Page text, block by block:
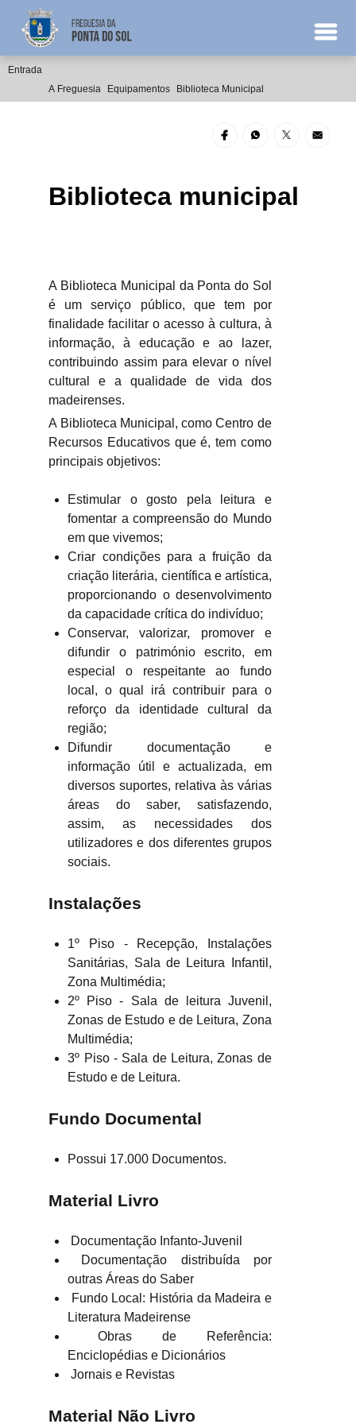
Entrada
A Freguesia
Equipamentos Biblioteca Municipal
Biblioteca municipal
A Biblioteca Municipal da Ponta do Sol
é um serviço público, que tem por
finalidade facilitar o acesso à cultura, à
informação, à educação e ao lazer,
contribuindo assim para elevar o nível
cultural e a qualidade de vida dos
madeirenses.
A Biblioteca Municipal, como Centro de
Recursos Educativos que é, tem como
principais objetivos:
Estimular o gosto pela leitura e
fomentar a compreensão do Mundo
em que vivemos;
Criar condições para a fruição da
criação literária, científica e artística,
proporcionando o desenvolvimento
da capacidade crítica do indivíduo;
Conservar, valorizar, promover e
difundir o património escrito, em
especial o respeitante ao fundo
local, o qual irá contribuir para o
reforço da identidade cultural da
região;
Difundir documentação e
informação útil e actualizada, em
diversos suportes, relativa às várias
áreas do saber, satisfazendo,
assim, as necessidades dos
utilizadores e dos diferentes grupos
sociais.
Instalações
1º Piso - Recepção, Instalações
Sanitárias, Sala de Leitura Infantil,
Zona Multimédia;
2º Piso - Sala de leitura Juvenil,
Zonas de Estudo e de Leitura, Zona
Multimédia;
3º Piso - Sala de Leitura, Zonas de
Estudo e de Leitura.
Fundo Documental
Possui 17.000 Documentos.
Material Livro
Documentação Infanto-Juvenil
Documentação distribuída por
outras Áreas do Saber
Fundo Local: História da Madeira e
Literatura Madeirense
Obras de Referência:
Enciclopédias e Dicionários
Jornais e Revistas
Material Não Livro